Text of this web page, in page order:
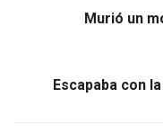
Murió un
Escapaba con